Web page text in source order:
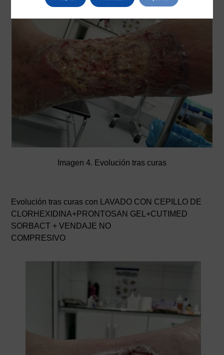
Imagen 4. Evolución tras curas
Evolución tras curas con LAVADO CON CEPILLO DE
CLORHEXIDINA+PRONTOSAN GEL+CUTIMED
SORBACT + VENDAJE NO
COMPRESIVO